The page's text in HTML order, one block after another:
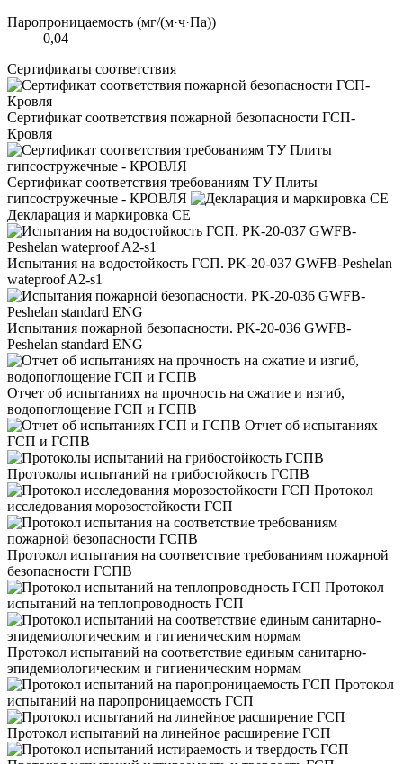
Паропроницаемость (мг/(м·ч·Па))
0,04
Сертификаты соответствия
Сертификат соответствия пожарной безопасности ГСП-
Кровля
Сертификат соответствия требованиям ТУ Плиты
гипсостружечные - КРОВЛЯ
Декларация и маркировка CE
Испытания на водостойкость ГСП. PK-20-037 GWFB-Peshelan
wateproof A2-s1
Испытания пожарной безопасности. PK-20-036 GWFB-
Peshelan standard ENG
Отчет об испытаниях на прочность на сжатие и изгиб,
водопоглощение ГСП и ГСПВ
Отчет об испытаниях
ГСП и ГСПВ
Протоколы испытаний на грибостойкость ГСПВ
Протокол
исследования морозостойкости ГСП
Протокол испытания на соответствие требованиям пожарной
безопасности ГСПВ
Протокол
испытаний на теплопроводность ГСП
Протокол испытаний на соответствие единым санитарно-
эпидемиологическим и гигиеническим нормам
Протокол
испытаний на паропроницаемость ГСП
Протокол испытаний на линейное расширение ГСП